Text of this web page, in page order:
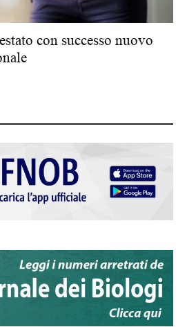
con successo nuovo